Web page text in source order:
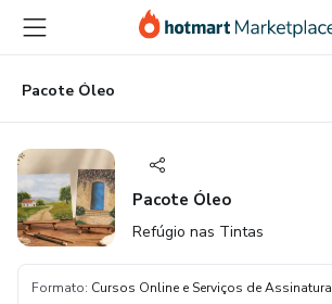
para
conteúdo
principal
para
pagamento
para
rodapé
Pacote Óleo
Pacote Óleo
Refúgio nas Tintas
Formato: Cursos Online e Serviços de Assinatura